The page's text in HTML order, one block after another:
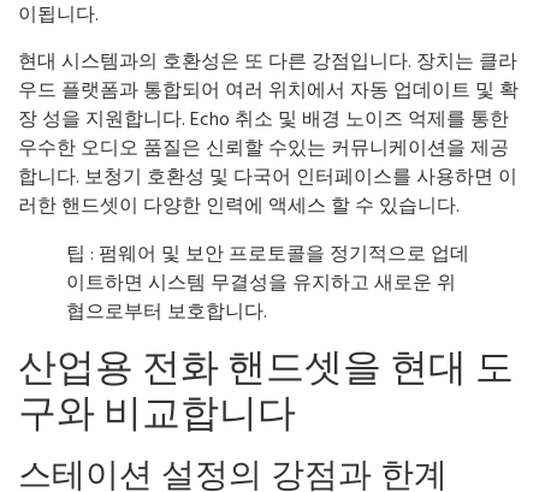
이됩니다.
현대 시스템과의 호환성은 또 다른 강점입니다. 장치는 클라
우드 플랫폼과 통합되어 여러 위치에서 자동 업데이트 및 확
장 성을 지원합니다. Echo 취소 및 배경 노이즈 억제를 통한
우수한 오디오 품질은 신뢰할 수있는 커뮤니케이션을 제공
합니다. 보청기 호환성 및 다국어 인터페이스를 사용하면 이
러한 핸드셋이 다양한 인력에 액세스 할 수 있습니다.
팁 : 펌웨어 및 보안 프로토콜을 정기적으로 업데
이트하면 시스템 무결성을 유지하고 새로운 위
협으로부터 보호합니다.
산업용 전화 핸드셋을 현대 도
구와 비교합니다
스테이션 설정의 강점과 한계